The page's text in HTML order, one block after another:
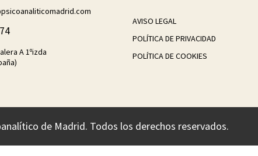
A 1ºizda
AVISO LEGAL
POLÍTICA DE PRIVACIDAD
POLÍTICA DE COOKIES
de Madrid. Todos los derechos reservados.